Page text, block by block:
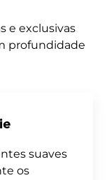
e exclusivas
profundidade
suaves
os